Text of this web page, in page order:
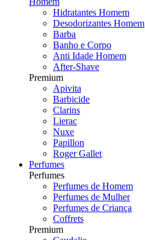
Hidratantes Homem
Desodorizantes Homem
Barba
Banho e Corpo
Anti Idade Homem
After-Shave
Premium
Apivita
Barbicide
Clarins
Lierac
Nuxe
Papillon
Roger Gallet
Perfumes
Perfumes
Perfumes de Homem
Perfumes de Mulher
Perfumes de Criança
Coffrets
Premium